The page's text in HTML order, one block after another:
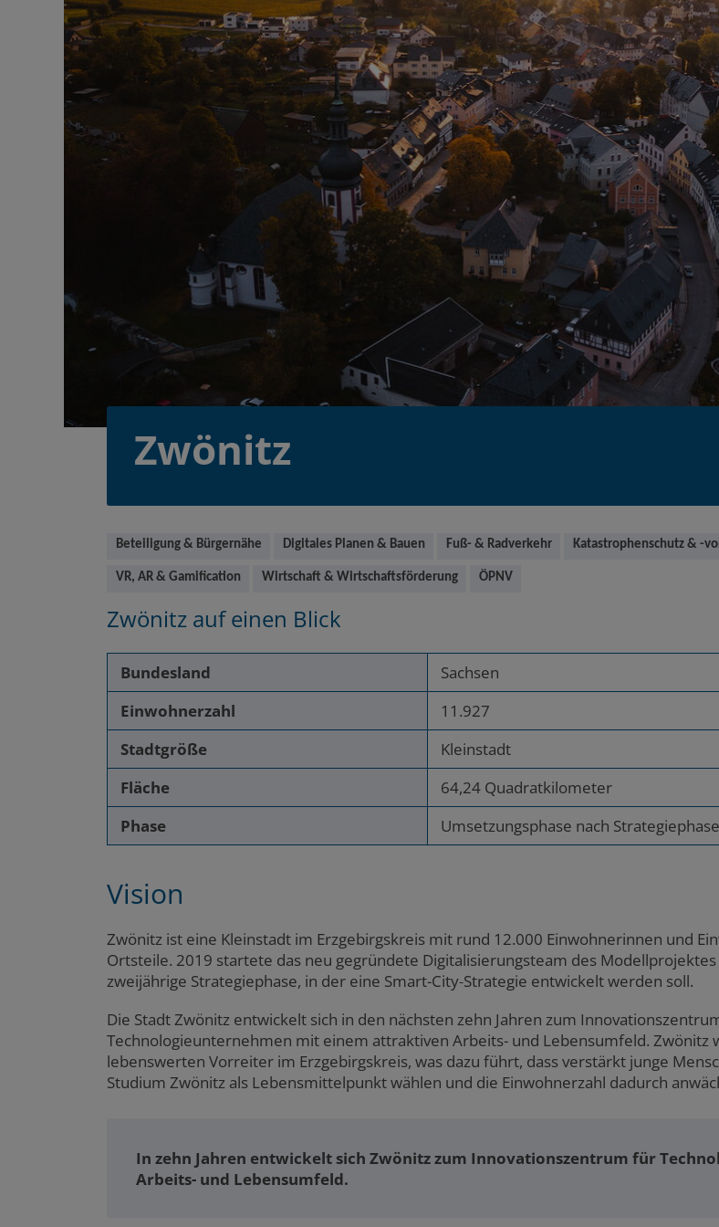
Zwönitz
Main
Beteiligung & Bürgernähe Digitales Planen & Bauen Fuß- & Radverkehr Katastrophenschutz & -
VR, AR & Gamification Wirtschaft & Wirtschaftsförderung ÖPNV
Zwönitz auf einen Blick
Bundesland
Sachsen
Einwohnerzahl
11.927
Stadtgröße
Kleinstadt
Fläche
64,24 Quadratkilometer
Phase
Umsetzungsphase nach Strategiephase
Vision
Zwönitz ist eine Kleinstadt im Erzgebirgskreis mit rund 12.000 Einwohnerinnen und
Ortsteile. 2019 startete das neu gegründete Digitalisierungsteam des
zweijährige Strategiephase, in der eine Smart-City‐Strategie entwickelt werden soll.
Die Stadt Zwönitz entwickelt sich in den nächsten zehn Jahren zum
Technologieunternehmen mit einem attraktiven Arbeits- und Lebensumfeld. Zwönitz
lebenswerten Vorreiter im Erzgebirgskreis, was dazu führt, dass verstärkt junge
Studium Zwönitz als Lebensmittelpunkt wählen und die Einwohnerzahl dadurch
In zehn Jahren entwickelt sich Zwönitz zum Innovationszentrum für
Arbeits- und Lebensumfeld.